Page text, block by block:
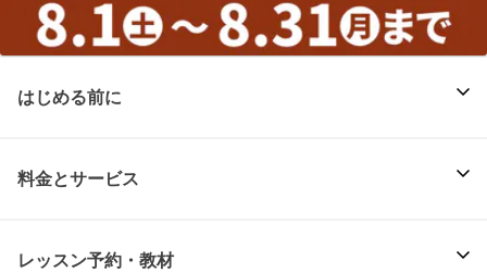
はじめる前に
料金とサービス
レッスン予約・教材